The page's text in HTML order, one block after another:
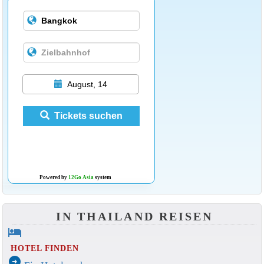
August, 14
Tickets suchen
Powered by 12Go Asiasystem
IN THAILAND REISEN
hotel
HOTEL FINDEN